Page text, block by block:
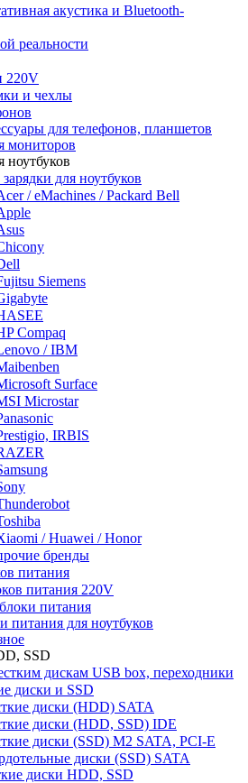
акустика и Bluetooth-
реальности
220V
и чехлы
для телефонов, планшетов
мониторов
ноутбуков
для ноутбуков
/ eMachines / Packard Bell
Siemens
Compaq
/ IBM
Surface
Microstar
IRBIS
/ Huawei / Honor
бренды
питания
питания 220V
питания
питания для ноутбуков
SSD
дискам USB box, переходники
диски и SSD
диски (HDD) SATA
диски (HDD, SSD) IDE
диски (SSD) M2 SATA, PCI-E
диски (SSD) SATA
диски HDD, SSD